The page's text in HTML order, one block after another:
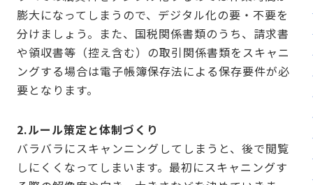
膨大になってしまうので、デジタル化の要・不要を
分けましょう。また、国税関係書類のうち、請求書
や領収書等（控え含む）の取引関係書類をスキャニ
ングする場合は電子帳簿保存法による保存要件が必
要となります。
2.ルール策定と体制づくり
バラバラにスキャンニングしてしまうと、後で閲覧
しにくくなってしまいます。最初にスキャニングす